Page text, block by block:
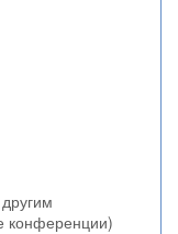
конференции)